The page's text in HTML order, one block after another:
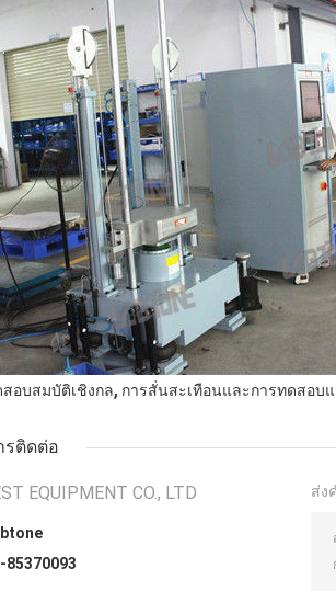
อบสมบัติเชิงกล, การสั่นสะเทือนและการทดสอบ
รติดต่อ
EQUIPMENT CO., LTD
85370093
ส่ง